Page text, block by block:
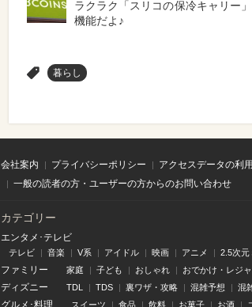
ラクラク「スリコの保冷キャリー
機能だよ♪
暮らし
会社案内 プライバシーポリシー アクセスデータの利
一般の読者の方・ユーザーの方からのお問い合わせ
カテゴリー
エンタメ･テレビ
テレビ 音楽 V系 アイドル 映画 アニメ 2.5次元
ファミリー 家庭 子ども おしゃれ おでかけ・レジ
ディズニー TDL TDS 裏ワザ・攻略 混雑予想 混
グルメ･料理 スイーツ 食品 飲料 お菓子 お酒